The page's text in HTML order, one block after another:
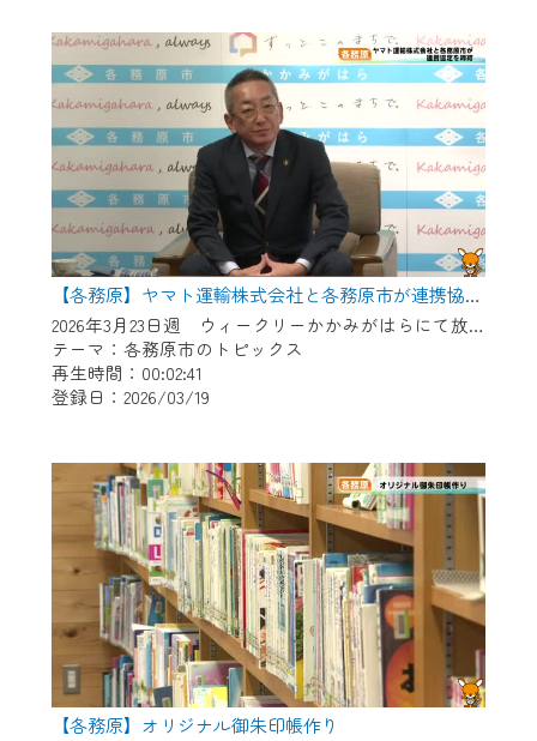
【各務原】ヤマト運輸株式会社と各務原市が連携協定を締結
2026年3月23日週 ウィークリーかかみがはらにて放送
テーマ：各務原市のトピックス
再生時間：00:02:41
登録日：2026/03/19
【各務原】オリジナル御朱印帳作り
で設定できます。
（GmailやYahooなどのフリーメールアドレ
スでも作成可能です）
※マイページへのログイン・MyIDの新規登
録はこちらから
※CCNetアプリをご利用中の方は引き続き
ご視聴いただけます。
＜メンテナンス情報＞
CCNetWebTVのリニューアルにともないメ
ンテナンス作業を予定しています。
作業の間は、CCNetWebTVの画面が「メン
テナンス中」になり、ご利用いただけませ
ん。
ご不便をおかけいたしますが、ご了承の程
よろしくお願いいたします。